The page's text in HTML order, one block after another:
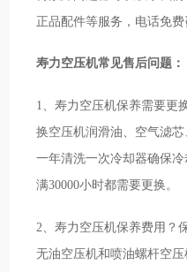
正品配件等服务，电话免费
寿力空压机常见售后问题：
1、寿力空压机保养需要更
换空压机润滑油、空气滤
一年清洗一次冷却器确保
满30000小时都需要更换。
2、寿力空压机保养费用？
无油空压机和喷油螺杆空